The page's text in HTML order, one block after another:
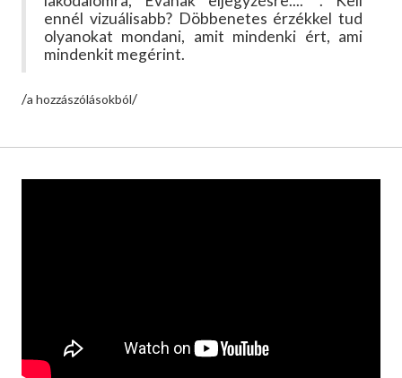
ennél vizuálisabb? Döbbenetes érzékkel tud
olyanokat mondani, amit mindenki ért, ami
mindenkit megérint.
/a hozzászólásokból/